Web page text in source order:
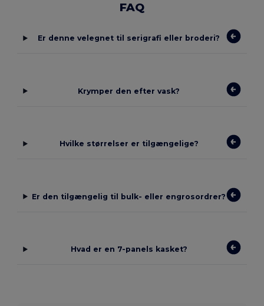
FAQ
Er denne velegnet til serigrafi eller broderi?
Krymper den efter vask?
Hvilke størrelser er tilgængelige?
Er den tilgængelig til bulk- eller engrosordrer?
Hvad er en 7-panels kasket?